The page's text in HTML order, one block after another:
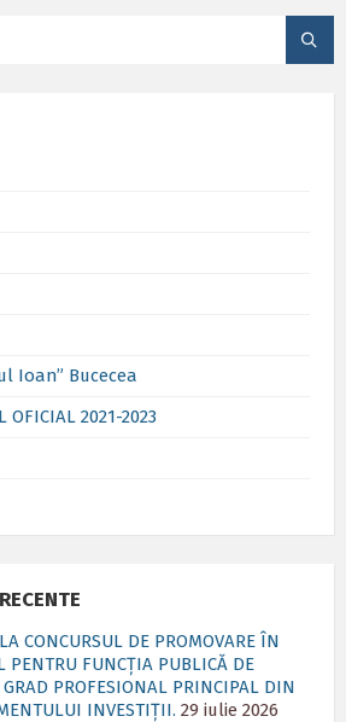
Ioan” Bucecea
OFICIAL 2021-2023
CONCURSUL DE PROMOVARE ÎN
PENTRU FUNCȚIA PUBLICĂ DE
PROFESIONAL PRINCIPAL DIN
INVESTIȚII. 29 iulie 2026